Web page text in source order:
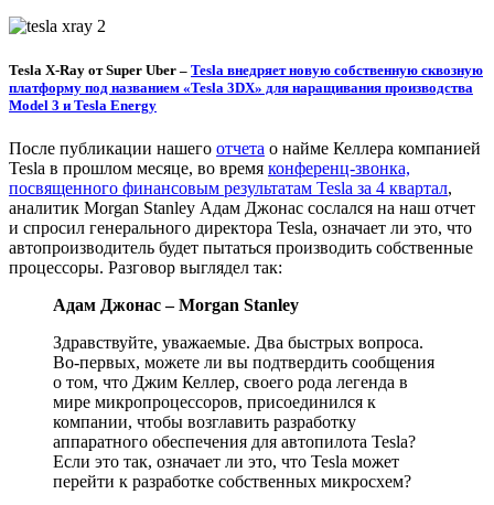
Tesla X-Ray от Super Uber – Tesla внедряет новую собственную сквозную
платформу под названием «Tesla 3DX» для наращивания производства
Model 3 и Tesla Energy
После публикации нашего отчета о найме Келлера компанией
Tesla в прошлом месяце, во время конференц-звонка,
посвященного финансовым результатам Tesla за 4 квартал,
аналитик Morgan Stanley Адам Джонас сослался на наш отчет
и спросил генерального директора Tesla, означает ли это, что
автопроизводитель будет пытаться производить собственные
процессоры. Разговор выглядел так:
Адам Джонас – Morgan Stanley
Здравствуйте, уважаемые. Два быстрых вопроса.
Во-первых, можете ли вы подтвердить сообщения
о том, что Джим Келлер, своего рода легенда в
мире микропроцессоров, присоединился к
компании, чтобы возглавить разработку
аппаратного обеспечения для автопилота Tesla?
Если это так, означает ли это, что Tesla может
перейти к разработке собственных микросхем?